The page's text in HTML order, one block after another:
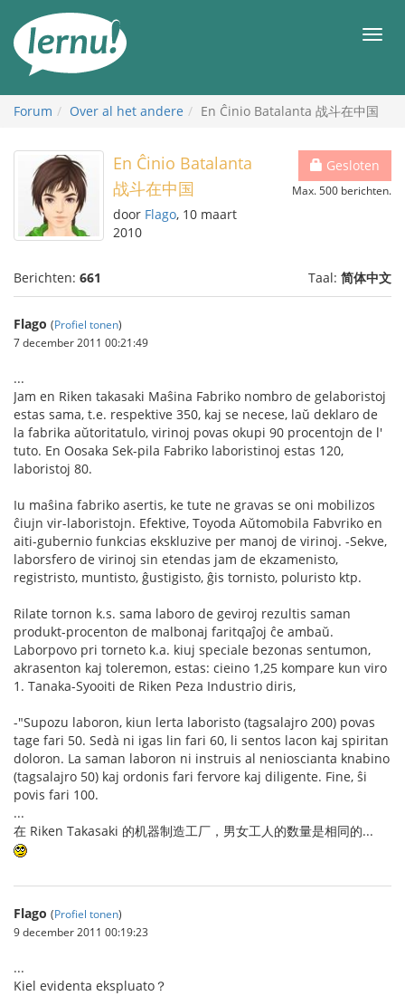
inhoud
Forum Over al het andere En Ĉinio Batalanta 战斗在中国
Gesloten
Max. 500 berichten.
En Ĉinio Batalanta
战斗在中国
door Flago, 10 maart
2010
Berichten: 661 Taal: 简体中文
Flago (Profiel tonen)
7 december 2011 00:21:49
...
Jam en Riken takasaki Maŝina Fabriko nombro de gelaboristoj
estas sama, t.e. respektive 350, kaj se necese, laŭ deklaro de
la fabrika aŭtoritatulo, virinoj povas okupi 90 procentojn de l'
tuto. En Oosaka Sek-pila Fabriko laboristinoj estas 120,
laboristoj 80.
Iu maŝina fabriko asertis, ke tute ne gravas se oni mobilizos
ĉiujn vir-laboristojn. Efektive, Toyoda Aŭtomobila Fabvriko en
aiti-gubernio funkcias ekskluzive per manoj de virinoj. -Sekve,
laborsfero de virinoj sin etendas jam de ekzamenisto,
registristo, muntisto, ĝustigisto, ĝis tornisto, poluristo ktp.
Rilate tornon k.s. sama laboro de geviroj rezultis saman
produkt-procenton de malbonaj faritqaĵoj ĉe ambaŭ.
Laborpovo pri torneto k.a. kiuj speciale bezonas sentumon,
akrasenton kaj toleremon, estas: cieino 1,25 kompare kun viro
1. Tanaka-Syooiti de Riken Peza Industrio diris,
-"Supozu laboron, kiun lerta laboristo (tagsalajro 200) povas
tage fari 50. Sedà ni igas lin fari 60, li sentos lacon kaj spiritan
doloron. La saman laboron ni instruis al nenioscianta knabino
(tagsalajro 50) kaj ordonis fari fervore kaj diligente. Fine, ŝi
povis fari 100.
...
在 Riken Takasaki 的机器制造工厂，男女工人的数量是相同的...
Flago (Profiel tonen)
9 december 2011 00:19:23
...
Kiel evidenta ekspluato？